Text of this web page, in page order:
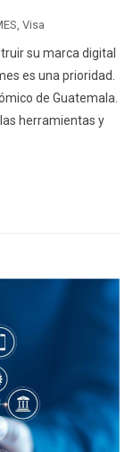
Visa
su marca digital
es una prioridad.
de Guatemala.
herramientas y